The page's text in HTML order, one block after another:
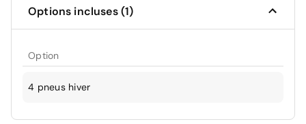
Options incluses (1)
Option
4 pneus hiver